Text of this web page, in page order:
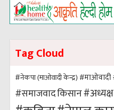
Tag Cloud
#नेकपा (माओवादी केन्द्र) #माओवादी
#समाजवादकिसान